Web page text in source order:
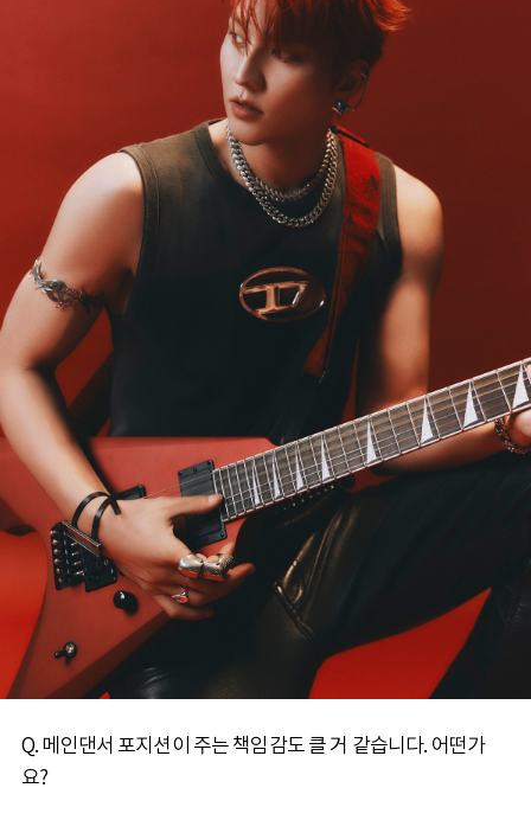
Q. 메인댄서 포지션이 주는 책임감도 클 거 같습니다. 어떤가
요?